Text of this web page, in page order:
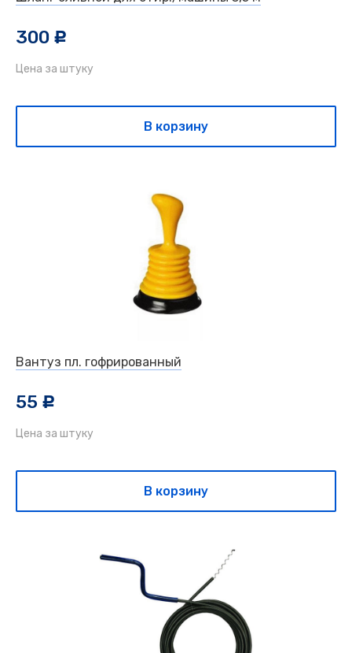
300 c
Цена за штуку
В корзину
Вантуз пл. гофрированный
55 c
Цена за штуку
В корзину